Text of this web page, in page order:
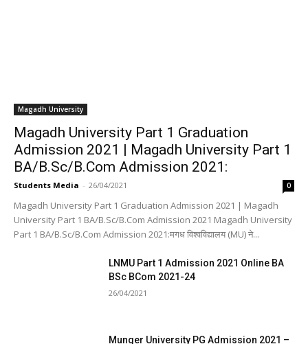
Magadh University
Magadh University Part 1 Graduation
Admission 2021 | Magadh University Part 1
BA/B.Sc/B.Com Admission 2021:
Students Media - 26/04/2021 0
Magadh University Part 1 Graduation Admission 2021 | Magadh
University Part 1 BA/B.Sc/B.Com Admission 2021 Magadh University
Part 1 BA/B.Sc/B.Com Admission 2021:मगध विश्वविद्यालय (MU) ने...
LNMU Part 1 Admission 2021 Online BA
BSc BCom 2021-24
26/04/2021
Munger University PG Admission 2021 –